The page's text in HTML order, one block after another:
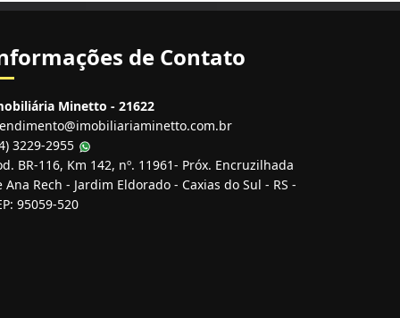
de Contato
Minetto - 21622
3229-2955
BR-116, Km 142, nº. 11961- Próx. Encruzilhada
Ana Rech - Jardim Eldorado - Caxias do Sul - RS -
95059-520